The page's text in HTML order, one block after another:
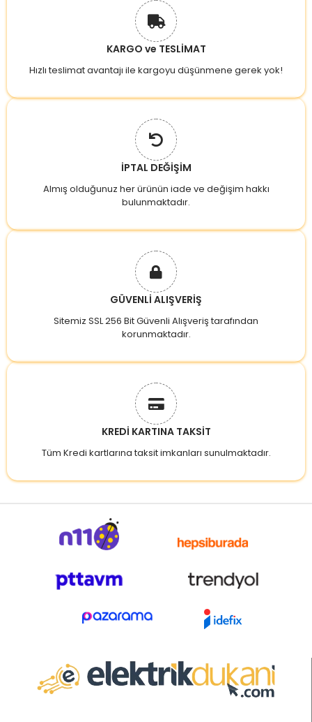
KARGO ve TESLİMAT
Hızlı teslimat avantajı ile kargoyu düşünmene gerek yok!
İPTAL DEĞİŞİM
Almış olduğunuz her ürünün iade ve değişim hakkı
bulunmaktadır.
GÜVENLİ ALIŞVERİŞ
Sitemiz SSL 256 Bit Güvenli Alışveriş tarafından
korunmaktadır.
KREDİ KARTINA TAKSİT
Tüm Kredi kartlarına taksit imkanları sunulmaktadır.